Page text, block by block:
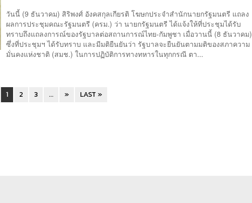
วันนี้ (9 ธันวาคม) สิริพงศ์ อังคสกุลเกียรติ โฆษกประจำสำนักนายกรัฐมนตรี แถลง
ผลการประชุมคณะรัฐมนตรี (ครม.) ว่า นายกรัฐมนตรี ได้แจ้งให้ที่ประชุมได้รับ
ทราบถึงแถลงการณ์ของรัฐบาลต่อสถานการณ์ไทย-กัมพูชา เมื่อวานนี้ (8 ธันวาคม)
ซึ่งที่ประชุมฯ ได้รับทราบ และมีมติยืนยันว่า รัฐบาลจะยืนยันตามมติของสภาความ
มั่นคงแห่งชาติ (สมช.) ในการปฏิบัติการทางทหารในทุกกรณี ตา...
1 2 3 ... » LAST »